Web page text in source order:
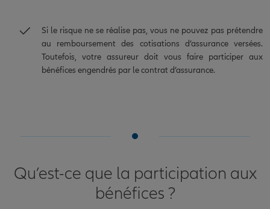
Si le risque ne se réalise pas, vous ne pouvez pas prétendre
au remboursement des cotisations d’assurance versées.
Toutefois, votre assureur doit vous faire participer aux
bénéfices engendrés par le contrat d’assurance.
Qu’est-ce que la participation aux
bénéfices ?